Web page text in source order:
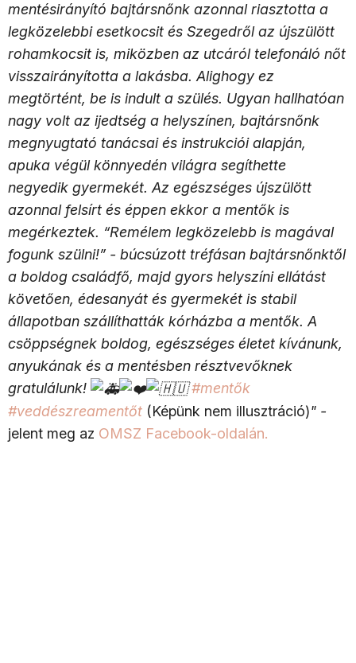
mentésirányító bajtársnőnk azonnal riasztotta a
legközelebbi esetkocsit és Szegedről az újszülött
rohamkocsit is, miközben az utcáról telefonáló nőt
visszairányította a lakásba. Alighogy ez
megtörtént, be is indult a szülés. Ugyan hallhatóan
nagy volt az ijedtség a helyszínen, bajtársnőnk
megnyugtató tanácsai és instrukciói alapján,
apuka végül könnyedén világra segíthette
negyedik gyermekét. Az egészséges újszülött
azonnal felsírt és éppen ekkor a mentők is
megérkeztek. “Remélem legközelebb is magával
fogunk szülni!” - búcsúzott tréfásan bajtársnőnktől
a boldog családfő, majd gyors helyszíni ellátást
követően, édesanyát és gyermekét is stabil
állapotban szállíthatták kórházba a mentők. A
csöppségnek boldog, egészséges életet kívánunk,
anyukának és a mentésben résztvevőknek
gratulálunk!
#mentők
#veddészreamentőt (Képünk nem illusztráció)" -
jelent meg az OMSZ Facebook-oldalán.